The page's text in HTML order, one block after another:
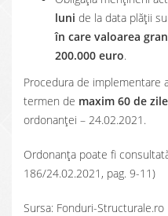
luni de la data plății
în care valoarea
200.000 euro.
Procedura de implementare
termen de maxim 60 de zile
ordonanței – 24.02.2021.
Ordonanța poate fi
186/24.02.2021, pag. 9-11)
Sursa: Fonduri-Structurale.ro